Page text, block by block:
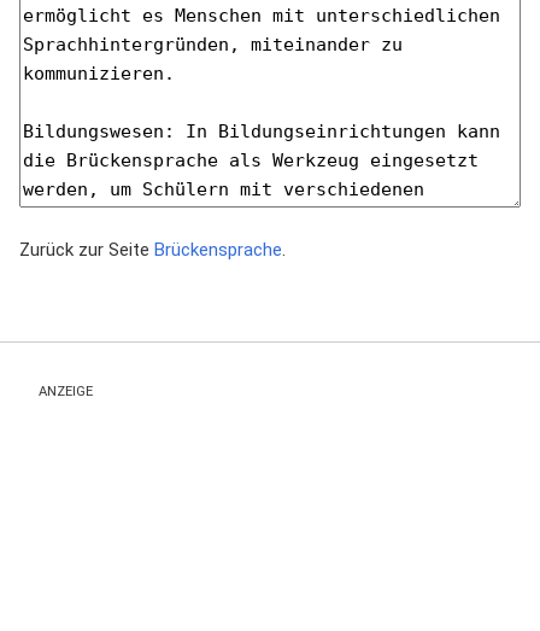
Zurück zur Seite Brückensprache.
ANZEIGE